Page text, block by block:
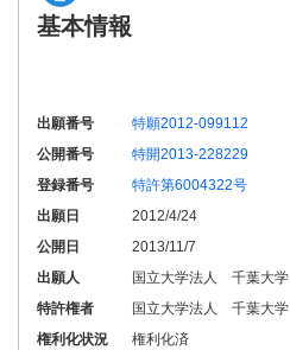
基本情報
出願番号
特願2012-099112
公開番号
特開2013-228229
登録番号
特許第6004322号
出願日
2012/4/24
公開日
2013/11/7
出願人
国立大学法人 千葉大学
特許権者
国立大学法人 千葉大学
権利化状況
権利化済